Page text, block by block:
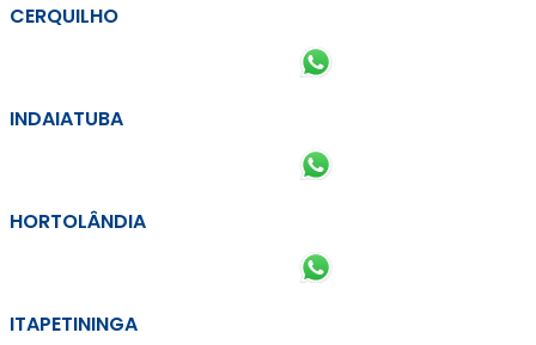
CERQUILHO
INDAIATUBA
HORTOLÂNDIA
ITAPETININGA